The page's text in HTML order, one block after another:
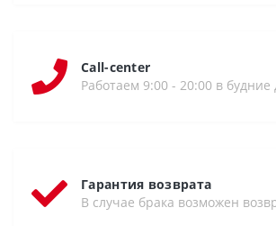
Call-center
Работаем 9:00 - 20:00 в будние
Гарантия возврата
В случае брака возможен